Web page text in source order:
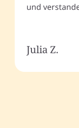
und
Julia Z.